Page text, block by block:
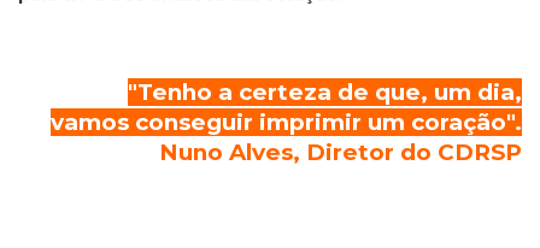
"Tenho a certeza de que, um dia,
vamos conseguir imprimir um coração".
Nuno Alves, Diretor do CDRSP